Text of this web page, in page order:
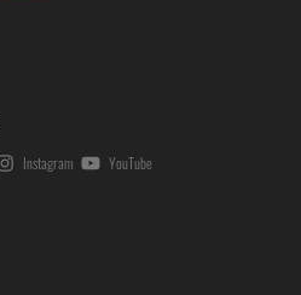
Instagram YouTube